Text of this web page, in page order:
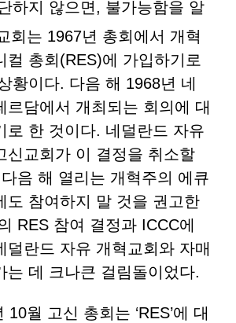
하지 않으면, 불가능함을 알
회는 1967년 총회에서 개혁
컬 총회(RES)에 가입하기로
황이다. 다음 해 1968년 네
르담에서 개최되는 회의에 대
로 한 것이다. 네덜란드 자유
신교회가 이 결정을 취소할
음 해 열리는 개혁주의 에큐
도 참여하지 말 것을 권고한
RES 참여 결정과 ICCC에
덜란드 자유 개혁교회와 자매
는 데 크나큰 걸림돌이었다.
월 고신 총회는 ‘RES’에 대